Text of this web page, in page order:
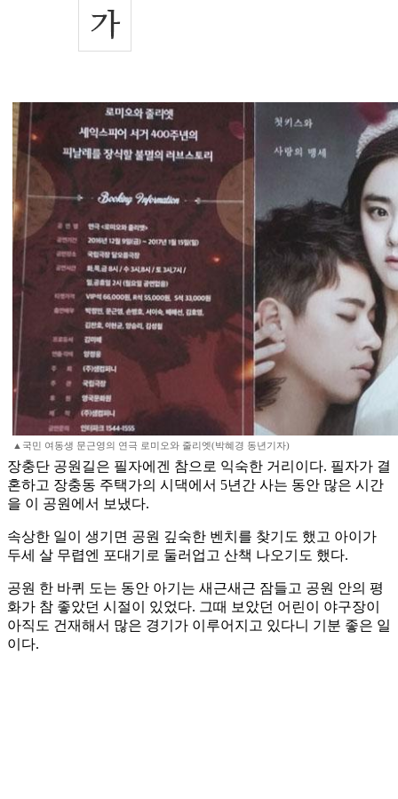
▲국민 여동생 문근영의 연극 로미오와 줄리엣(박혜경 동년기자)
장충단 공원길은 필자에겐 참으로 익숙한 거리이다. 필자가 결
혼하고 장충동 주택가의 시댁에서 5년간 사는 동안 많은 시간
을 이 공원에서 보냈다.
속상한 일이 생기면 공원 깊숙한 벤치를 찾기도 했고 아이가
두세 살 무렵엔 포대기로 둘러업고 산책 나오기도 했다.
공원 한 바퀴 도는 동안 아기는 새근새근 잠들고 공원 안의 평
화가 참 좋았던 시절이 있었다. 그때 보았던 어린이 야구장이
아직도 건재해서 많은 경기가 이루어지고 있다니 기분 좋은 일
이다.